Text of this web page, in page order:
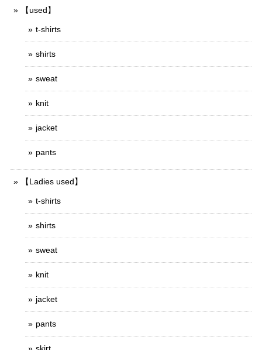
【used】
t-shirts
shirts
sweat
knit
jacket
pants
【Ladies used】
t-shirts
shirts
sweat
knit
jacket
pants
skirt